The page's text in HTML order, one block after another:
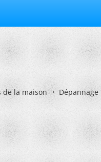
de la maison Dépannage